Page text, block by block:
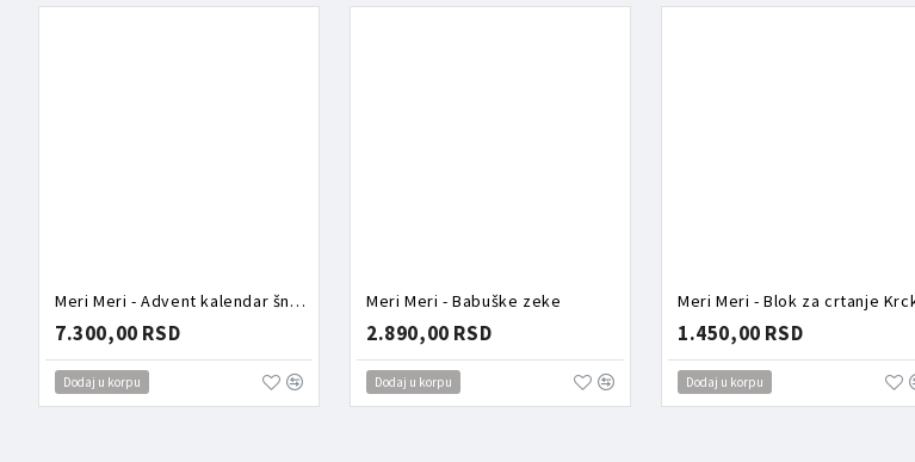
Meri Meri - Advent kalendar šnalice
7.300,00 RSD
Dodaj u korpu
Meri Meri - Babuške zeke
2.890,00 RSD
Dodaj u korpu
1.450,00 RSD
Dodaj u korpu